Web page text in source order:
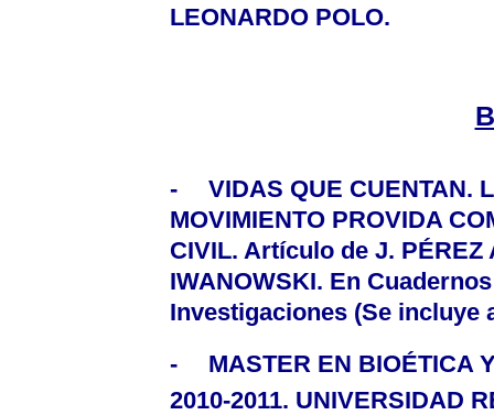
LEONARDO POLO.
- VIDAS QUE CUENTAN.
MOVIMIENTO PROVIDA
CIVIL. Artículo de J. PÉREZ
IWANOWSKI. En
Investigaciones (Se incluye
-
MASTER EN BIOÉTICA
2010-2011. UNIVERSIDAD